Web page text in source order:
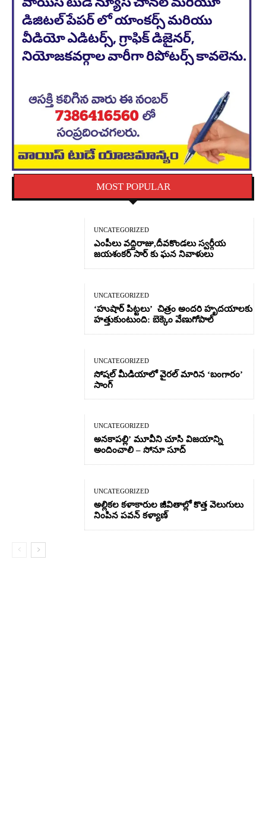
MOST POPULAR
UNCATEGORIZED
ఎంపీలు వద్దిరాజు,దీవకొండలు స్వర్గీయ
జయశంకర్ సార్ కు ఘన నివాళులు
UNCATEGORIZED
‘హుషార్‌ పిట్టలు’ చిత్రం అందరి హృదయాలకు
హత్తుకుంటుంది: బెక్కెం వేణుగోపాల్‌
UNCATEGORIZED
సోషల్ మీడియాలో వైరల్ మారిన ‘బంగారం’
సాంగ్
UNCATEGORIZED
అనకాపల్లి’ మూవీని చూసి విజయాన్ని
అందించాలి – సోనూ సూద్
UNCATEGORIZED
అల్లికల కళాకారుల జీవితాల్లో కొత్త వెలుగులు
నింపిన పవన్ కళ్యాణ్